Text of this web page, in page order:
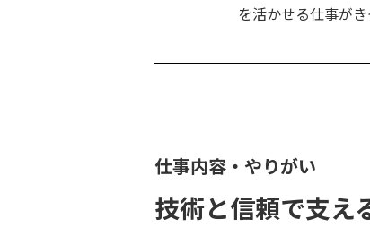
を活かせる仕事が
仕事内容・やりがい
技術と信頼で支え